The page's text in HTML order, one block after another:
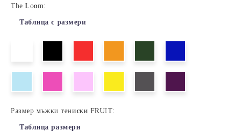
The Loom:
Таблица с размери
Размер мъжки тениски FRUIT:
Таблица размери